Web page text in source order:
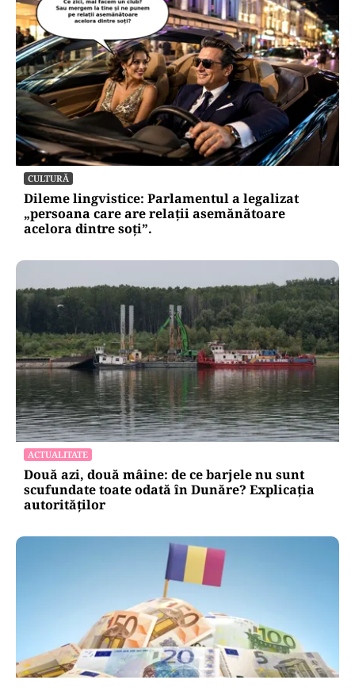
CULTURĂ
Dileme lingvistice: Parlamentul a legalizat
„persoana care are relații asemănătoare
acelora dintre soți”.
ACTUALITATE
Două azi, două mâine: de ce barjele nu sunt
scufundate toate odată în Dunăre? Explicația
autorităților